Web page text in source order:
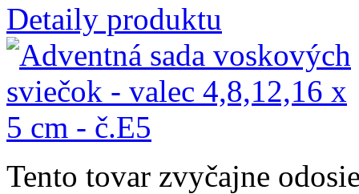
Detaily produktu
Tento tovar zvyčajne